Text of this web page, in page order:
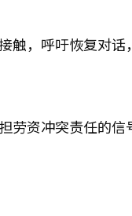
触，呼吁恢复对话
劳资冲突责任的